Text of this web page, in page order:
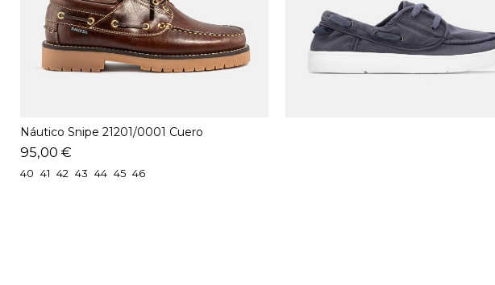
Náutico Snipe 21201/0001 Cuero
95,00 €
40 41 42 43 44 45 46